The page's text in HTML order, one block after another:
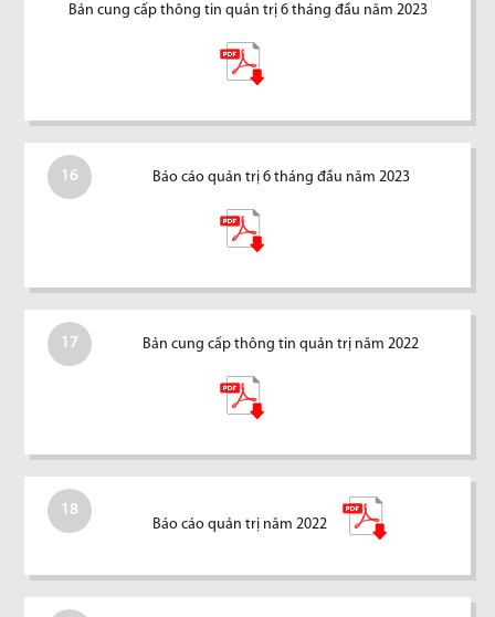
Bản cung cấp thông tin quản trị 6 tháng đầu năm 2023
16 Báo cáo quản trị 6 tháng đầu năm 2023
17 Bản cung cấp thông tin quản trị năm 2022
18
Báo cáo quản trị năm 2022